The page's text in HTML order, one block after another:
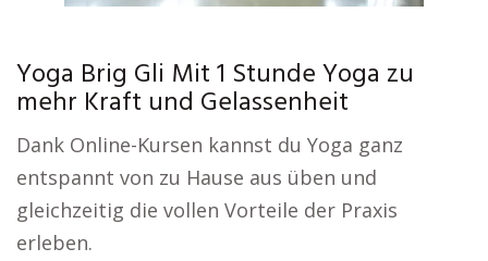
Yoga Brig Gli Mit 1 Stunde Yoga zu
mehr Kraft und Gelassenheit
Dank Online-Kursen kannst du Yoga ganz
entspannt von zu Hause aus üben und
gleichzeitig die vollen Vorteile der Praxis
erleben.